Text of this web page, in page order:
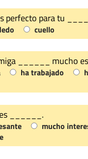
perfecto para tu
cuello
______ mucho
ha trabajado
______.
mucho